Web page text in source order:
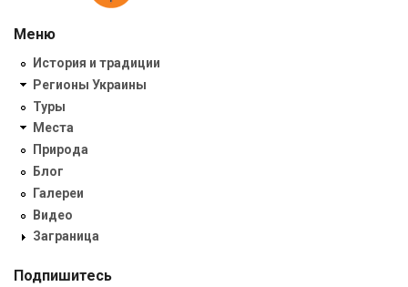
Меню
История и традиции
Регионы Украины
Туры
Места
Природа
Блог
Галереи
Видео
Заграница
Подпишитесь